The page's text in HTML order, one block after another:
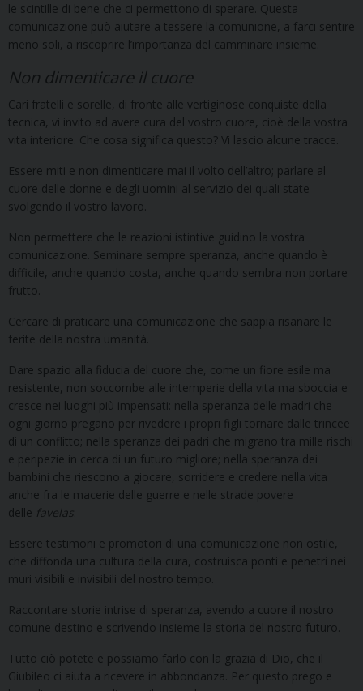
le scintille di bene che ci permettono di sperare. Questa
comunicazione può aiutare a tessere la comunione, a farci sentire
meno soli, a riscoprire l’importanza del camminare insieme.
Non dimenticare il cuore
Cari fratelli e sorelle, di fronte alle vertiginose conquiste della
tecnica, vi invito ad avere cura del vostro cuore, cioè della vostra
vita interiore. Che cosa significa questo? Vi lascio alcune tracce.
Essere miti e non dimenticare mai il volto dell’altro; parlare al
cuore delle donne e degli uomini al servizio dei quali state
svolgendo il vostro lavoro.
Non permettere che le reazioni istintive guidino la vostra
comunicazione. Seminare sempre speranza, anche quando è
difficile, anche quando costa, anche quando sembra non portare
frutto.
Cercare di praticare una comunicazione che sappia risanare le
ferite della nostra umanità.
Dare spazio alla fiducia del cuore che, come un fiore esile ma
resistente, non soccombe alle intemperie della vita ma sboccia e
cresce nei luoghi più impensati: nella speranza delle madri che
ogni giorno pregano per rivedere i propri figli tornare dalle trincee
di un conflitto; nella speranza dei padri che migrano tra mille rischi
e peripezie in cerca di un futuro migliore; nella speranza dei
bambini che riescono a giocare, sorridere e credere nella vita
anche fra le macerie delle guerre e nelle strade povere
delle favelas
Essere testimoni e promotori di una comunicazione non ostile,
che diffonda una cultura della cura, costruisca ponti e penetri nei
muri visibili e invisibili del nostro tempo.
Raccontare storie intrise di speranza, avendo a cuore il nostro
comune destino e scrivendo insieme la storia del nostro futuro.
Tutto ciò potete e possiamo farlo con la grazia di Dio, che il
Giubileo ci aiuta a ricevere in abbondanza. Per questo prego e